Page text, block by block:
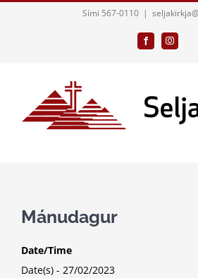
Sími 567-0110 |
FacebookInstagram
Mánudagur
Date/Time
Date(s) - 27/02/2023